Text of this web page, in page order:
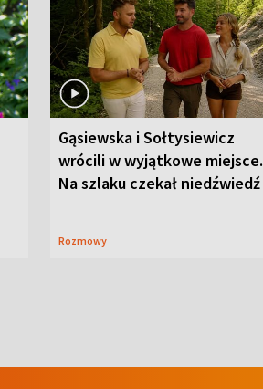
Gąsiewska i Sołtysiewicz
wrócili w wyjątkowe miejsce.
Na szlaku czekał niedźwiedź
Rozmowy